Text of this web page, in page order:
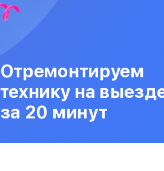
Отремонтируем
технику на
за 20 минут